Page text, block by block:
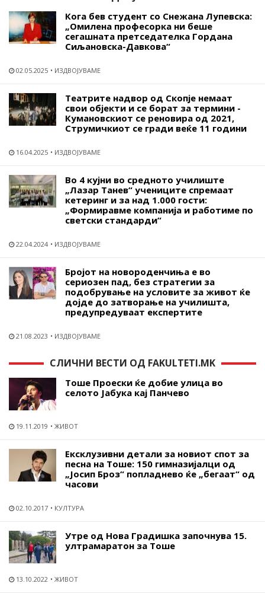
Кога бев студент со Снежана Лупевска:
„Омилена професорка ни беше
сегашната претседателка Гордана
Сиљановска-Давкова“
02.05.2025 ИЗДВОЈУВАМЕ
Театрите надвор од Скопје немаат
свои објекти и се борат за термини -
Кумановскиот се реновира од 2021,
Струмичкиот се гради веќе 11 години
16.04.2025 ИЗДВОЈУВАМЕ
Во 4 кујни во средното училиште
„Лазар Танев“ учениците спремаат
кетеринг и за над 1.000 гости:
„Формиравме компанија и работиме по
светски стандарди“
22.04.2024 ИЗДВОЈУВАМЕ
Бројот на новороденчиња е во
сериозен пад, без стратегии за
подобрување на условите за живот ќе
дојде до затворање на училишта,
предупредуваат експертите
21.08.2023 ИЗДВОЈУВАМЕ
СЛИЧНИ ВЕСТИ ОД FAKULTETI.MK
Тоше Проески ќе добие улица во
селото Јабука кај Панчево
19.11.2019 ЖИВОТ
Ексклузивни детали за новиот спот за
песна на Тоше: 150 гимназијалци од
„Јосип Броз“ попладнево ќе „бегаат“ од
часови
02.10.2017 КУЛТУРА
Утре од Нова Градишка започнува 15.
ултрамаратон за Тоше
13.10.2022 ЖИВОТ